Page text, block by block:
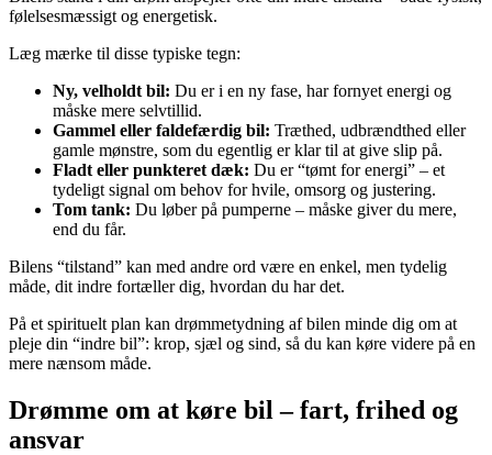
følelsesmæssigt og energetisk.
Læg mærke til disse typiske tegn:
Ny, velholdt bil: Du er i en ny fase, har fornyet energi og
måske mere selvtillid.
Gammel eller faldefærdig bil: Træthed, udbrændthed eller
gamle mønstre, som du egentlig er klar til at give slip på.
Fladt eller punkteret dæk: Du er “tømt for energi” – et
tydeligt signal om behov for hvile, omsorg og justering.
Tom tank: Du løber på pumperne – måske giver du mere,
end du får.
Bilens “tilstand” kan med andre ord være en enkel, men tydelig
måde, dit indre fortæller dig, hvordan du har det.
På et spirituelt plan kan drømmetydning af bilen minde dig om at
pleje din “indre bil”: krop, sjæl og sind, så du kan køre videre på en
mere nænsom måde.
Drømme om at køre bil – fart, frihed og
ansvar